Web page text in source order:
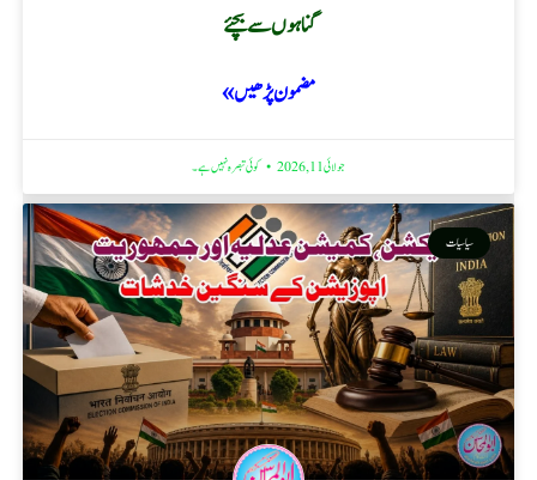
گناہوں سے بچئے
مضمون پڑھیں »
جولائی 11, 2026 کوئی تبصرہ نہیں ہے۔
سیاسیات